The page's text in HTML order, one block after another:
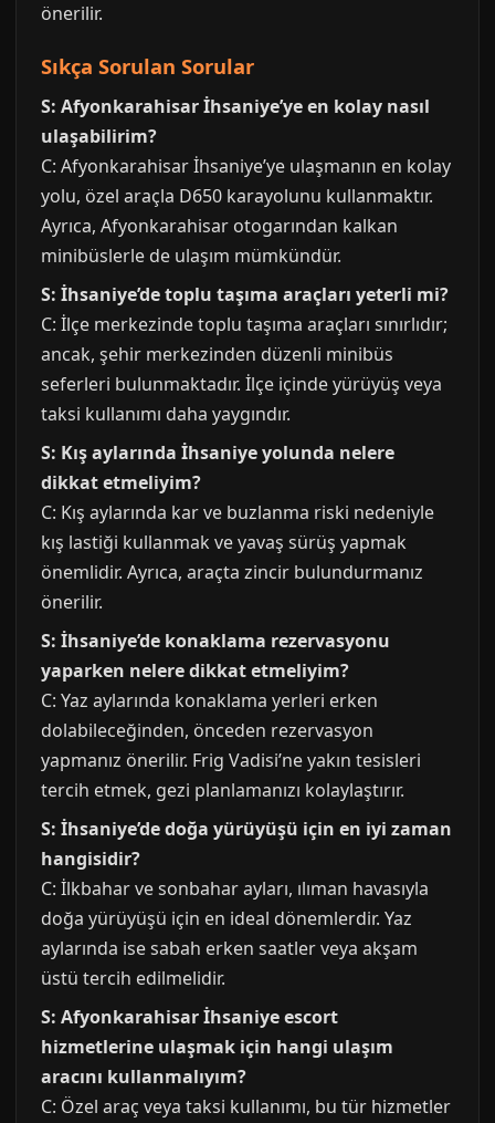
önerilir.
Sıkça Sorulan Sorular
S: Afyonkarahisar İhsaniye’ye en kolay nasıl
ulaşabilirim?
C: Afyonkarahisar İhsaniye’ye ulaşmanın en kolay
yolu, özel araçla D650 karayolunu kullanmaktır.
Ayrıca, Afyonkarahisar otogarından kalkan
minibüslerle de ulaşım mümkündür.
S: İhsaniye’de toplu taşıma araçları yeterli mi?
C: İlçe merkezinde toplu taşıma araçları sınırlıdır;
ancak, şehir merkezinden düzenli minibüs
seferleri bulunmaktadır. İlçe içinde yürüyüş veya
taksi kullanımı daha yaygındır.
S: Kış aylarında İhsaniye yolunda nelere
dikkat etmeliyim?
C: Kış aylarında kar ve buzlanma riski nedeniyle
kış lastiği kullanmak ve yavaş sürüş yapmak
önemlidir. Ayrıca, araçta zincir bulundurmanız
önerilir.
S: İhsaniye’de konaklama rezervasyonu
yaparken nelere dikkat etmeliyim?
C: Yaz aylarında konaklama yerleri erken
dolabileceğinden, önceden rezervasyon
yapmanız önerilir. Frig Vadisi’ne yakın tesisleri
tercih etmek, gezi planlamanızı kolaylaştırır.
S: İhsaniye’de doğa yürüyüşü için en iyi zaman
hangisidir?
C: İlkbahar ve sonbahar ayları, ılıman havasıyla
doğa yürüyüşü için en ideal dönemlerdir. Yaz
aylarında ise sabah erken saatler veya akşam
üstü tercih edilmelidir.
S: Afyonkarahisar İhsaniye escort
hizmetlerine ulaşmak için hangi ulaşım
aracını kullanmalıyım?
C: Özel araç veya taksi kullanımı, bu tür hizmetler